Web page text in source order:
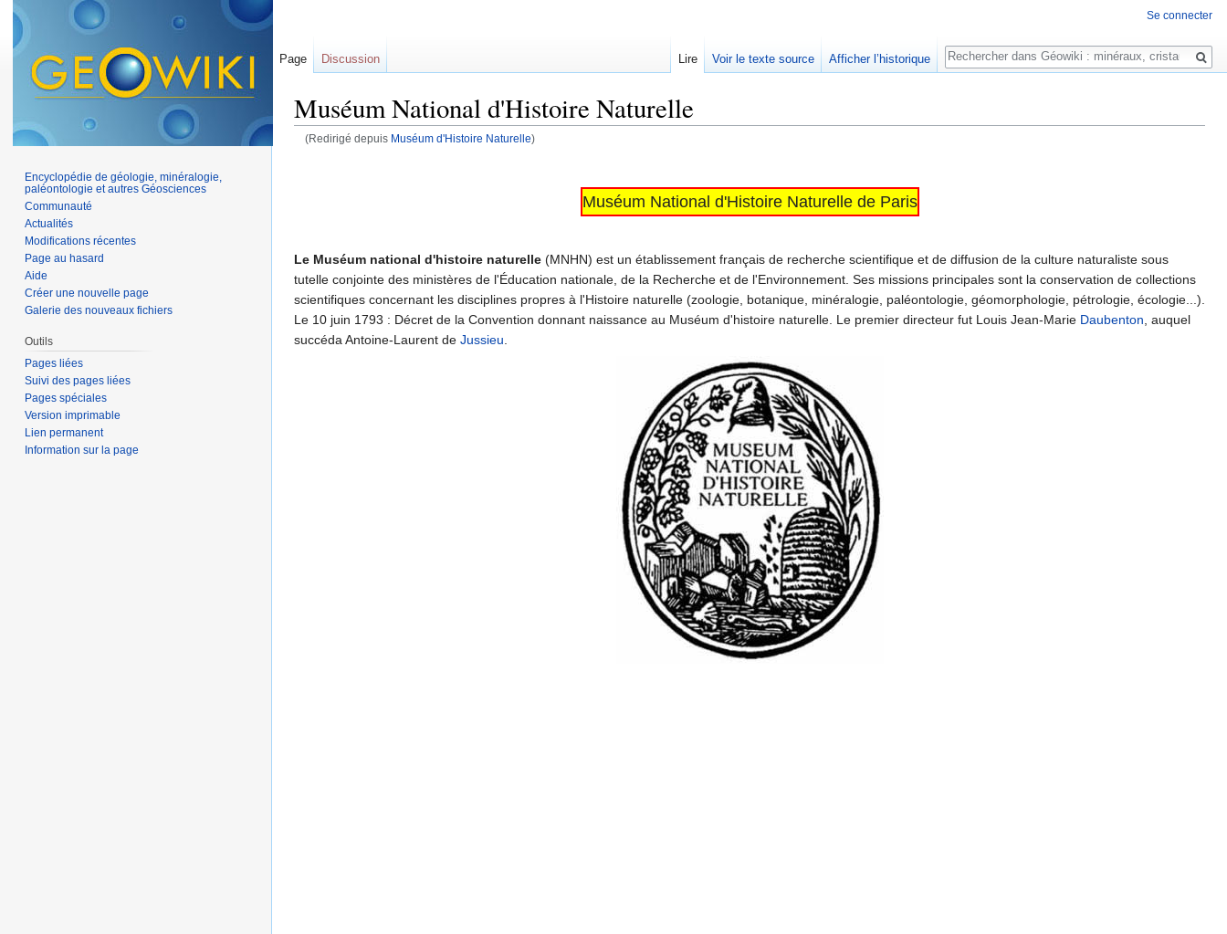
Muséum National d'Histoire Naturelle
(Redirigé depuis Muséum d'Histoire Naturelle)
Muséum National d'Histoire Naturelle de Paris
Le Muséum national d'histoire naturelle (MNHN) est un établissement français de recherche scientifique et de diffusion de la culture naturaliste sous
tutelle conjointe des ministères de l'Éducation nationale, de la Recherche et de l'Environnement. Ses missions principales sont la conservation de collections
scientifiques concernant les disciplines propres à l'Histoire naturelle (zoologie, botanique, minéralogie, paléontologie, géomorphologie, pétrologie, écologie...).
Le 10 juin 1793 : Décret de la Convention donnant naissance au Muséum d'histoire naturelle. Le premier directeur fut Louis Jean-Marie Daubenton , auquel
succéda Antoine-Laurent de Jussieu
Se connecter
Page Discussion Lire Voir le texte source Afficher l’historique
Rechercher
Encyclopédie de géologie, minéralogie,
paléontologie et autres Géosciences
Communauté
Actualités
Modifications récentes
Page au hasard
Aide
Créer une nouvelle page
Galerie des nouveaux fichiers
Outils
Pages liées
Suivi des pages liées
Pages spéciales
Version imprimable
Lien permanent
Information sur la page